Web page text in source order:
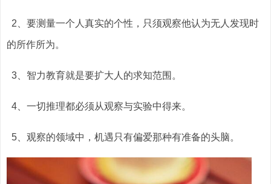
2、要测量一个人真实的个性，只须观察他认为无人发现时
的所作所为。
3、智力教育就是要扩大人的求知范围。
4、一切推理都必须从观察与实验中得来。
5、观察的领域中，机遇只有偏爱那种有准备的头脑。